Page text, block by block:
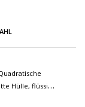
Hülle, flüssige